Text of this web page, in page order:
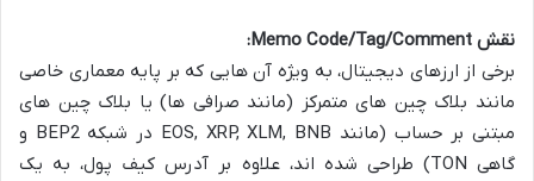
نقش Memo Code/Tag/Comment:
برخی از ارزهای دیجیتال، به ویژه آن هایی که بر پایه معماری خاصی
مانند بلاک چین های متمرکز (مانند صرافی ها) یا بلاک چین های
مبتنی بر حساب (مانند EOS, XRP, XLM, BNB در شبکه BEP2 و
گاهی TON) طراحی شده اند، علاوه بر آدرس کیف پول، به یک